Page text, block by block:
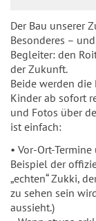
Der Bau unserer
Besonderes –
Begleiter: den
der Zukunft.
Beide werden
Kinder ab sofort
und Fotos über
ist einfach:
• Vor-Ort-
Beispiel der
„echten“ Zukki,
zu sehen sein
aussieht.)